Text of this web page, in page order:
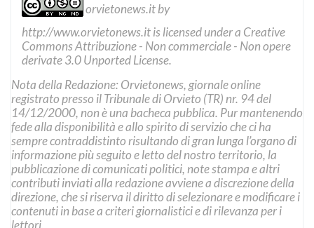
orvietonews.itby
http://www.orvietonews.itis licensed under a Creative
Commons Attribuzione - Non commerciale - Non opere
derivate 3.0 Unported License.
Nota della Redazione: Orvietonews, giornale online
registrato presso il Tribunale di Orvieto (TR) nr. 94 del
14/12/2000, non è una bacheca pubblica. Pur mantenendo
fede alla disponibilità e allo spirito di servizio che ci ha
sempre contraddistinto risultando di gran lunga l’organo di
informazione più seguito e letto del nostro territorio, la
pubblicazione di comunicati politici, note stampa e altri
contributi inviati alla redazione avviene a discrezione della
direzione, che si riserva il diritto di selezionare e modificare i
contenuti in base a criteri giornalistici e di rilevanza per i
lettori.